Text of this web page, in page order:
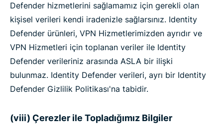
Defender hizmetlerini sağlamamız için gerekli olan
kişisel verileri kendi iradenizle sağlarsınız. Identity
Defender ürünleri, VPN Hizmetlerimizden ayrıdır ve
VPN Hizmetleri için toplanan veriler ile Identity
Defender verileriniz arasında ASLA bir ilişki
bulunmaz. Identity Defender verileri, ayrı bir Identity
Defender Gizlilik Politikası'na tabidir.
(viii) Çerezler ile Topladığımız Bilgiler